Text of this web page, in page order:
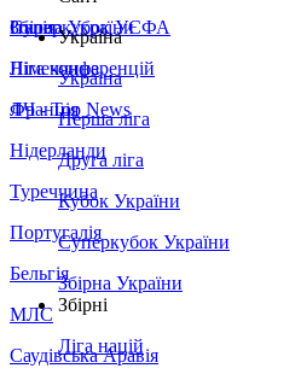
Збірна України
Італія
Німеччина
Франція
Нідерланди
Туреччина
Португалія
Бельгія
МЛС
Саудівська Аравія
Суперкубок УЄФА
Ліга конференцій
ЛЧ - Top News
Україна
Україна
Перша ліга
Друга ліга
Кубок України
Суперкубок України
Збірна України
Збірні
Ліга націй